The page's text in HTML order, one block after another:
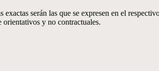
serán las que se expresen en el
orientativos y no contractuales.